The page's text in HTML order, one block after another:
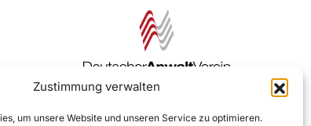
Zustimmung verwalten
um unsere Website und unseren Service zu optimieren.
Zur DAV Webseite